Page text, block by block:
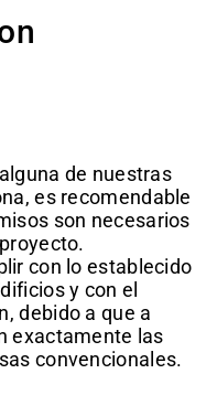
de nuestras
es recomendable
son necesarios
con lo establecido
y con el
debido a que a
exactamente las
convencionales.